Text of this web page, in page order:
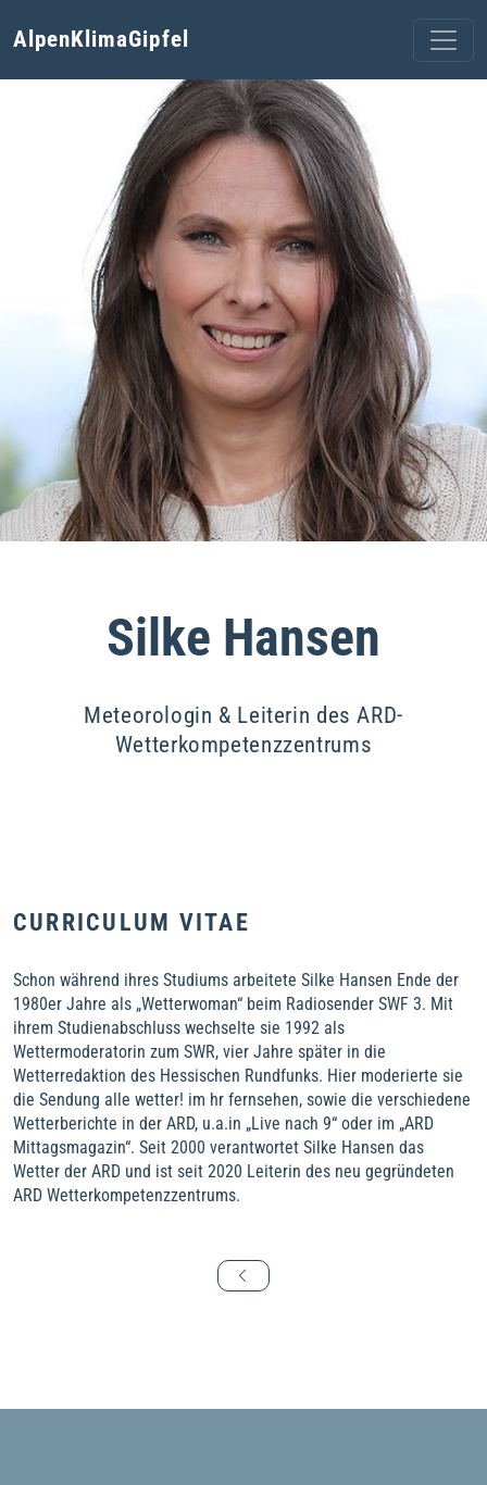
AlpenKlimaGipfel
Silke Hansen
Meteorologin & Leiterin des ARD-
Wetterkompetenzzentrums
CURRICULUM VITAE
Schon während ihres Studiums arbeitete Silke Hansen Ende der
1980er Jahre als „Wetterwoman“ beim Radiosender SWF 3. Mit
ihrem Studienabschluss wechselte sie 1992 als
Wettermoderatorin zum SWR, vier Jahre später in die
Wetterredaktion des Hessischen Rundfunks. Hier moderierte sie
die Sendung alle wetter! im hr fernsehen, sowie die verschiedene
Wetterberichte in der ARD, u.a.in „Live nach 9“ oder im „ARD
Mittagsmagazin“. Seit 2000 verantwortet Silke Hansen das
Wetter der ARD und ist seit 2020 Leiterin des neu gegründeten
ARD Wetterkompetenzzentrums.